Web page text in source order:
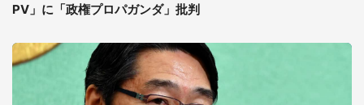
PV」に「政権プロパガンダ」批判